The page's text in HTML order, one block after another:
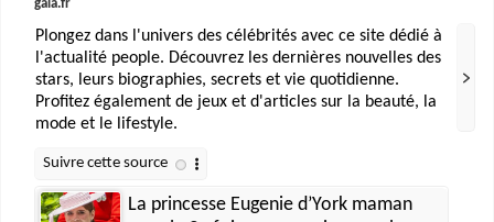
gala.fr
Plongez dans l'univers des célébrités avec ce site dédié à
l'actualité people. Découvrez les dernières nouvelles des
stars, leurs biographies, secrets et vie quotidienne.
Profitez également de jeux et d'articles sur la beauté, la
mode et le lifestyle.
La princesse Eugenie d’York maman